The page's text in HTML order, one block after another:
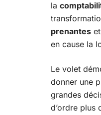
la
prenantes
en cause la
Le volet
donner une
grandes
d’ordre plus